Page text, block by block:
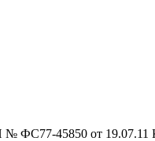
ФС77-45850 от